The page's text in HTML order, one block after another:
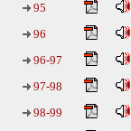
95
96
96-97
97-98
98-99